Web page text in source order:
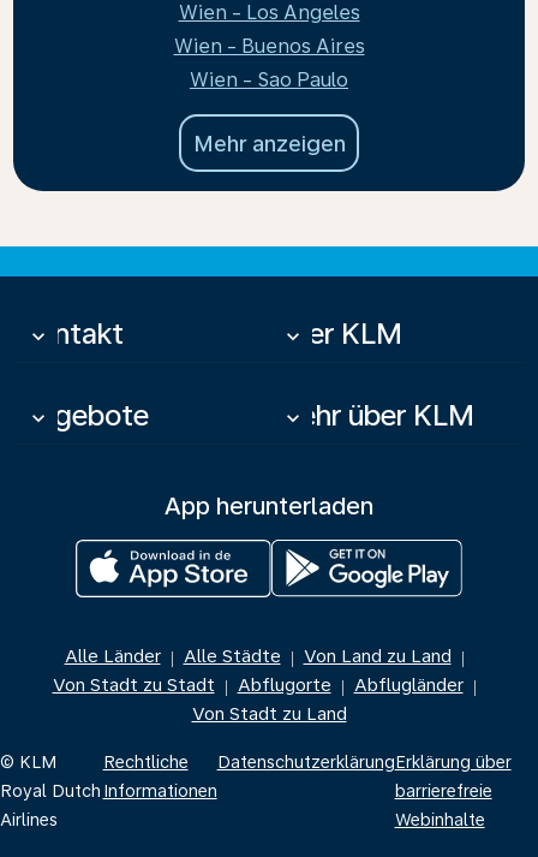
Wien - Los Angeles
Wien - Buenos Aires
Wien - Sao Paulo
Mehr anzeigen
Kontakt
keyboard_arrow_down Über KLM
keyboard_arrow_down
Angebote
keyboard_arrow_down Mehr über KLM
keyboard_arrow_down
App herunterladen
Alle Länder | Alle Städte | Von Land zu Land |
Von Stadt zu Stadt | Abflugorte | Abflugländer |
Von Stadt zu Land
© KLM
Royal Dutch
Airlines
Rechtliche
Informationen
DatenschutzerklärungErklärung über
barrierefreie
Webinhalte